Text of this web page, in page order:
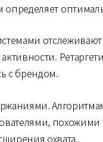
с брендом.
охвата.